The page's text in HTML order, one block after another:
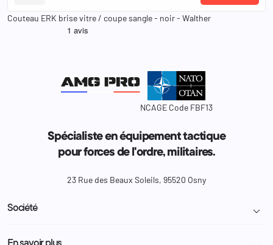
Couteau ERK brise vitre / coupe sangle - noir - Walther
NCAGE Code FBF13
Spécialiste en équipement tactique
pour forces de l'ordre, militaires.
23 Rue des Beaux Soleils, 95520 Osny
Société 
Livraison et retour colis